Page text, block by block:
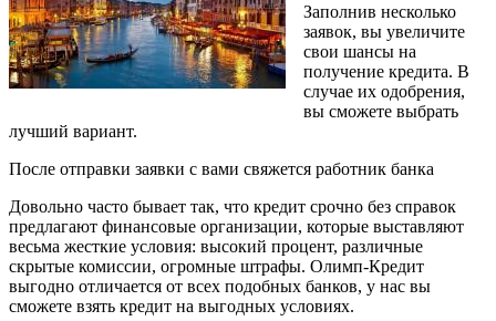
Заполнив несколько
заявок, вы увеличите
свои шансы на
получение кредита. В
случае их одобрения,
вы сможете выбрать
лучший вариант.
После отправки заявки с вами свяжется работник банка
Довольно часто бывает так, что кредит срочно без справок
предлагают финансовые организации, которые выставляют
весьма жесткие условия: высокий процент, различные
скрытые комиссии, огромные штрафы. Олимп-Кредит
выгодно отличается от всех подобных банков, у нас вы
сможете взять кредит на выгодных условиях.